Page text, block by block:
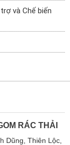
và Chế biến
RÁC THẢI
Dũng, Thiên Lộc,